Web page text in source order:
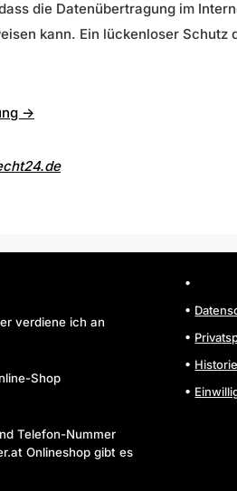
die Datenübertragung im
kann. Ein lückenloser
->
verdiene ich an
Shop
Telefon-Nummer
Onlineshop gibt es